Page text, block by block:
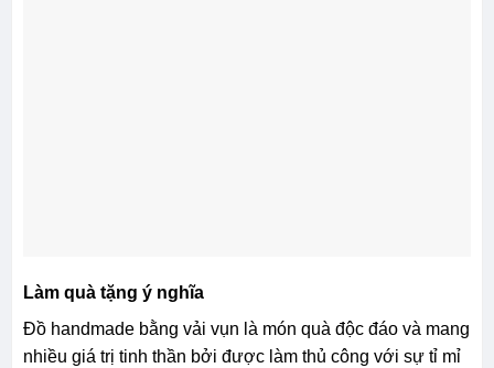
Làm quà tặng ý nghĩa
Đồ handmade bằng vải vụn là món quà độc đáo và mang
nhiều giá trị tinh thần bởi được làm thủ công với sự tỉ mỉ